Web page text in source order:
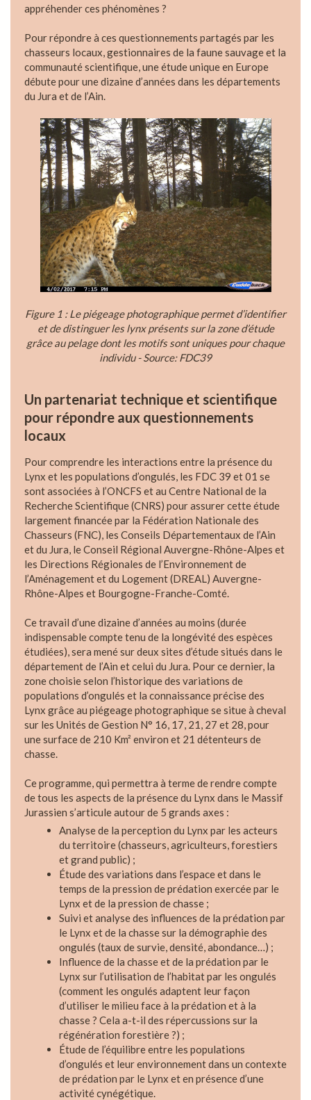
appréhender ces phénomènes ?
Pour répondre à ces questionnements partagés par les
chasseurs locaux, gestionnaires de la faune sauvage et la
communauté scientifique, une étude unique en Europe
débute pour une dizaine d’années dans les départements
du Jura et de l’Ain.
Figure 1 : Le piégeage photographique permet d’identifier
et de distinguer les lynx présents sur la zone d’étude
grâce au pelage dont les motifs sont uniques pour chaque
individu - Source: FDC39
Un partenariat technique et scientifique
pour répondre aux questionnements
locaux
Pour comprendre les interactions entre la présence du
Lynx et les populations d’ongulés, les FDC 39 et 01 se
sont associées à l’ONCFS et au Centre National de la
Recherche Scientifique (CNRS) pour assurer cette étude
largement financée par la Fédération Nationale des
Chasseurs (FNC), les Conseils Départementaux de l’Ain
et du Jura, le Conseil Régional Auvergne-Rhône-Alpes et
les Directions Régionales de l’Environnement de
l’Aménagement et du Logement (DREAL) Auvergne-
Rhône-Alpes et Bourgogne-Franche-Comté.
Ce travail d’une dizaine d’années au moins (durée
indispensable compte tenu de la longévité des espèces
étudiées), sera mené sur deux sites d’étude situés dans le
département de l’Ain et celui du Jura. Pour ce dernier, la
zone choisie selon l’historique des variations de
populations d’ongulés et la connaissance précise des
Lynx grâce au piégeage photographique se situe à cheval
sur les Unités de Gestion N° 16, 17, 21, 27 et 28, pour
une surface de 210 Km² environ et 21 détenteurs de
chasse.
Ce programme, qui permettra à terme de rendre compte
de tous les aspects de la présence du Lynx dans le Massif
Jurassien s’articule autour de 5 grands axes :
Analyse de la perception du Lynx par les acteurs
du territoire (chasseurs, agriculteurs, forestiers
et grand public) ;
Étude des variations dans l’espace et dans le
temps de la pression de prédation exercée par le
Lynx et de la pression de chasse ;
Suivi et analyse des influences de la prédation par
le Lynx et de la chasse sur la démographie des
ongulés (taux de survie, densité, abondance…) ;
Influence de la chasse et de la prédation par le
Lynx sur l’utilisation de l’habitat par les ongulés
(comment les ongulés adaptent leur façon
d’utiliser le milieu face à la prédation et à la
chasse ? Cela a-t-il des répercussions sur la
régénération forestière ?) ;
Étude de l’équilibre entre les populations
d’ongulés et leur environnement dans un contexte
de prédation par le Lynx et en présence d’une
activité cynégétique.